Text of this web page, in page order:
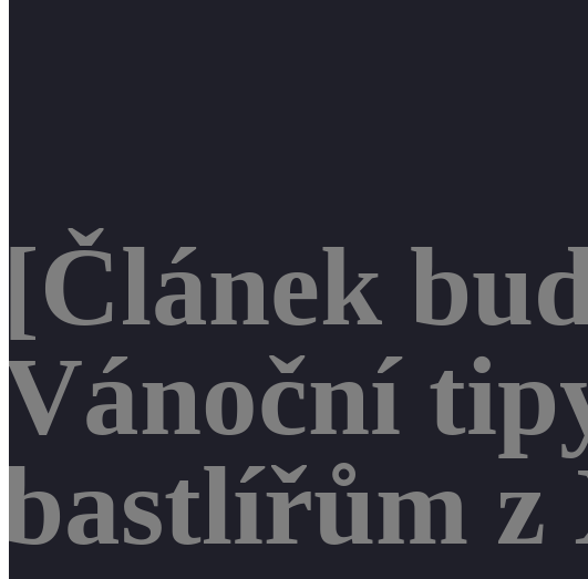
[Článek
Vánoční
bastlířům z